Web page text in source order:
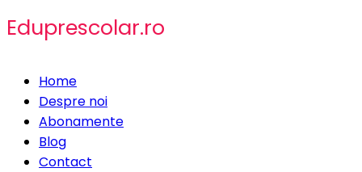
Eduprescolar.ro
Home
Despre noi
Abonamente
Blog
Contact